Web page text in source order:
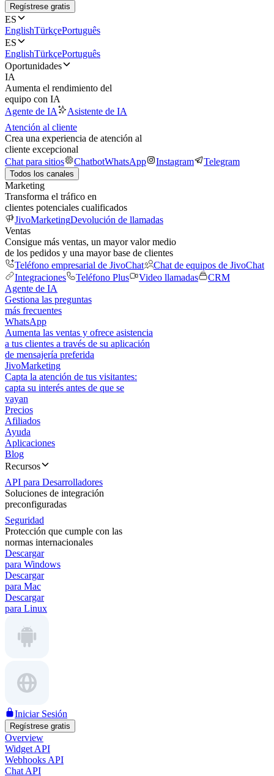
Regístrese gratis
ES
EnglishTürkçePortuguês
ES
EnglishTürkçePortuguês
Oportunidades
IA
Aumenta el rendimiento del
equipo con IA
Agente de IA
Asistente de IA
Atención al cliente
Crea una experiencia de atención al
cliente excepcional
Chat para sitios
ChatbotWhatsApp Instagram Telegram
Todos los canales
Marketing
Transforma el tráfico en
clientes potenciales cualificados
JivoMarketingDevolución de llamadas
Ventas
Consigue más ventas, un mayor valor medio
de los pedidos y una mayor base de clientes
Teléfono empresarial de JivoChat
Chat de equipos de JivoChat
Integraciones
Teléfono Plus Video llamadas
CRM
Agente de IA
Gestiona las preguntas
más frecuentes
WhatsApp
Aumenta las ventas y ofrece asistencia
a tus clientes a través de su aplicación
de mensajería preferida
JivoMarketing
Capta la atención de tus visitantes:
capta su interés antes de que se
vayan
Precios
Afiliados
Ayuda
Aplicaciones
Blog
Recursos
API para Desarrolladores
Soluciones de integración
preconfiguradas
Seguridad
Protección que cumple con las
normas internacionales
Descargar
para Windows
Descargar
para Mac
Descargar
para Linux
Iniciar Sesión
Regístrese gratis
Overview
Widget API
Webhooks API
Chat API